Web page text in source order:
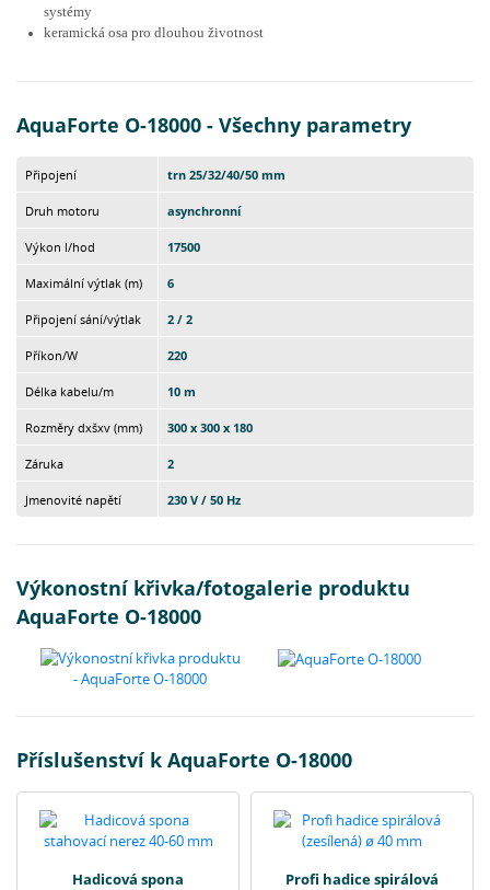
systémy
keramická osa pro dlouhou životnost
AquaForte O-18000 - Všechny parametry
Připojení trn 25/32/40/50 mm
Druh motoru asynchronní
Výkon l/hod 17500
Maximální výtlak (m) 6
Připojení sání/výtlak 2 / 2
Příkon/W 220
Délka kabelu/m 10 m
Rozměry dxšxv (mm) 300 x 300 x 180
Záruka 2
Jmenovité napětí 230 V / 50 Hz
Výkonostní křivka/fotogalerie produktu
AquaForte O-18000
Příslušenství k AquaForte O-18000
Hadicová spona
Profi hadice spirálová